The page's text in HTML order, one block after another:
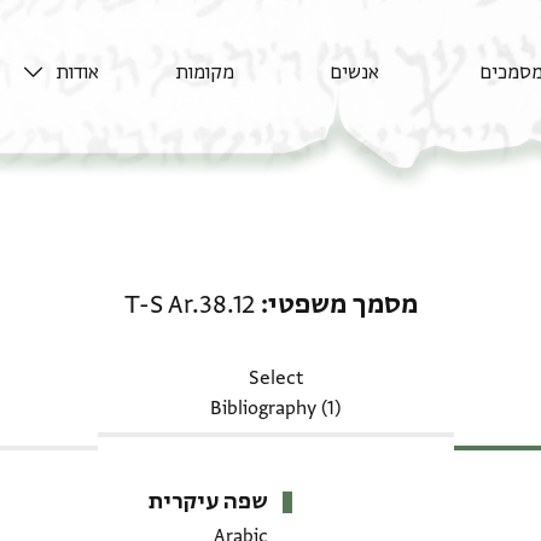
מסמכים אנשים מקומות אודות
מסמך משפטי T-S Ar.38.12
Select
Bibliography (1)
שפה עיקרית